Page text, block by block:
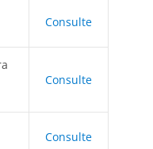
Consulte
Consulte
Consulte